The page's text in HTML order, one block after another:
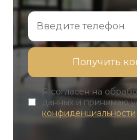
Я согласен на
данных и принимаю
конфиденциальности